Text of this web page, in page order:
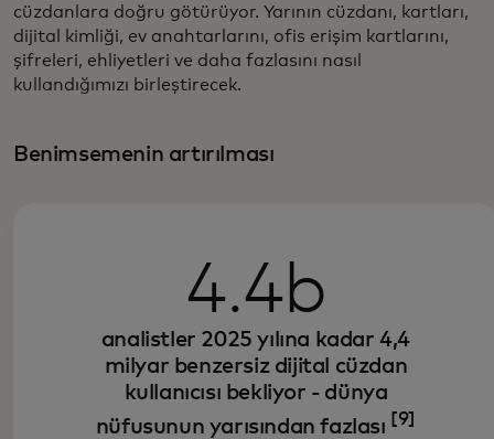
cüzdanlara doğru götürüyor. Yarının cüzdanı, kartları,
dijital kimliği, ev anahtarlarını, ofis erişim kartlarını,
şifreleri, ehliyetleri ve daha fazlasını nasıl
kullandığımızı birleştirecek.
Benimsemenin artırılması
4.4b
analistler 2025 yılına kadar 4,4
milyar benzersiz dijital cüzdan
kullanıcısı bekliyor - dünya
nüfusunun yarısından fazlası [9]